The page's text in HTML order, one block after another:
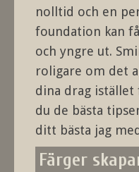
nolltid och en
foundation kan
och yngre ut.
roligare om det
dina drag
du de bästa
ditt bästa jag
Färger